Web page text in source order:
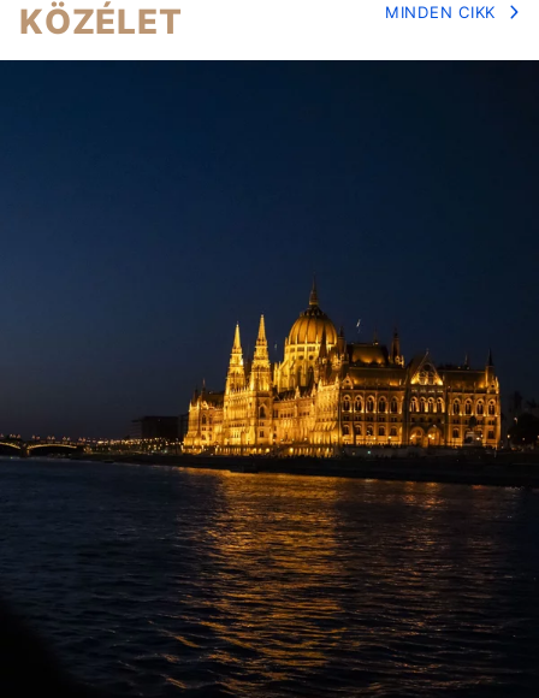
KÖZÉLET MINDEN CIKK